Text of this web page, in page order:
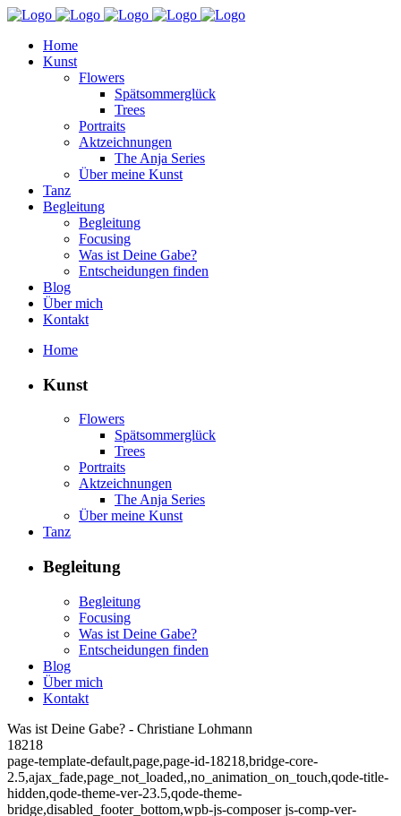
Home
Kunst
Flowers
Spätsommerglück
Trees
Portraits
Aktzeichnungen
The Anja Series
Über meine Kunst
Tanz
Begleitung
Begleitung
Focusing
Was ist Deine Gabe?
Entscheidungen finden
Blog
Über mich
Kontakt
Home
Kunst
Flowers
Spätsommerglück
Trees
Portraits
Aktzeichnungen
The Anja Series
Über meine Kunst
Tanz
Begleitung
Begleitung
Focusing
Was ist Deine Gabe?
Entscheidungen finden
Blog
Über mich
Kontakt
Was ist Deine Gabe? - Christiane Lohmann
18218
page-template-default,page,page-id-18218,bridge-core-
2.5,ajax_fade,page_not_loaded,,no_animation_on_touch,qode-title-
hidden,qode-theme-ver-23.5,qode-theme-
bridge,disabled_footer_bottom,wpb-js-composer js-comp-ver-